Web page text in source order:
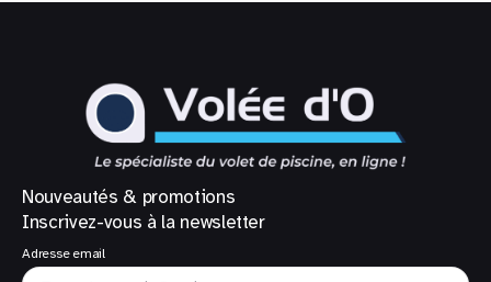
Nouveautés & promotions
Inscrivez-vous à la newsletter
Adresse email